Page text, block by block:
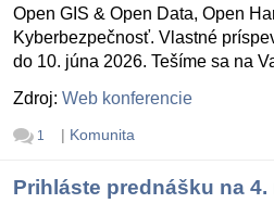
Open GIS & Open Data, Open
Kyberbezpečnosť. Vlastné
do 10. júna 2026. Tešíme sa na
Zdroj: Web konferencie
1 | Komunita
Prihláste prednášku na